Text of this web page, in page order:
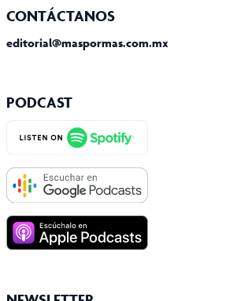
CONTÁCTANOS
editorial@maspormas.com.mx
PODCAST